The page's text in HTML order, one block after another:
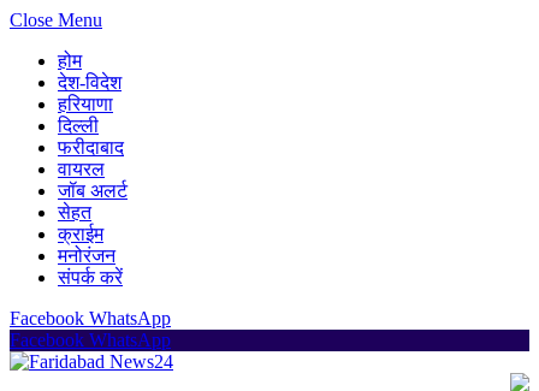
Close Menu
होम
देश-विदेश
हरियाणा
दिल्ली
फरीदाबाद
वायरल
जॉब अलर्ट
सेहत
क्राईम
मनोरंजन
संपर्क करें
Facebook WhatsApp
Facebook WhatsApp